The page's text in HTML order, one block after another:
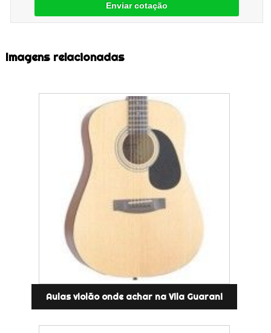
Enviar cotação
Imagens relacionadas
Aulas violão onde achar na Vila Guarani